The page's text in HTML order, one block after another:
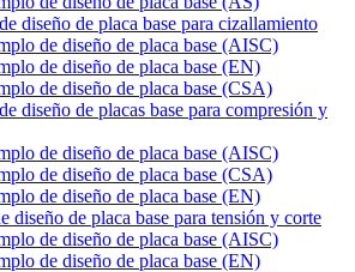
diseño de placa base para cizallamiento
de diseño de placa base (AISC)
de diseño de placa base (EN)
de diseño de placa base (CSA)
diseño de placas base para compresión y
de diseño de placa base (AISC)
de diseño de placa base (CSA)
de diseño de placa base (EN)
diseño de placa base para tensión y corte
de diseño de placa base (AISC)
de diseño de placa base (EN)